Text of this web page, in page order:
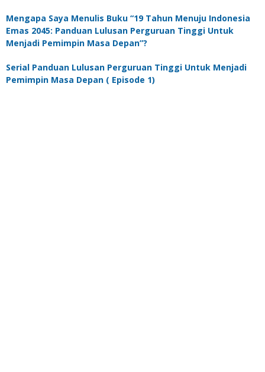
Mengapa Saya Menulis Buku “19 Tahun Menuju Indonesia
Emas 2045: Panduan Lulusan Perguruan Tinggi Untuk
Menjadi Pemimpin Masa Depan”?
Serial Panduan Lulusan Perguruan Tinggi Untuk Menjadi
Pemimpin Masa Depan ( Episode 1)